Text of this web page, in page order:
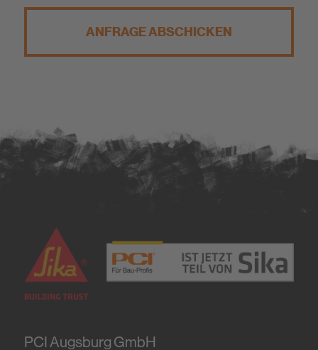
ANFRAGE ABSCHICKEN
PCI Augsburg GmbH